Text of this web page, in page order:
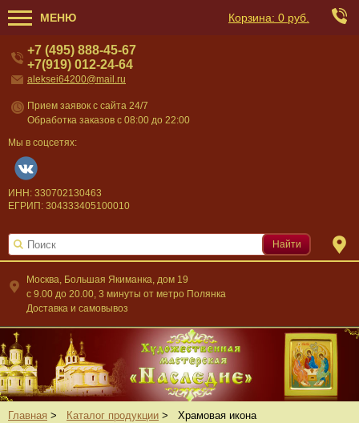
МЕНЮ Корзина: 0 руб.
Москва, Большая Якиманка, дом 19
c 9.00 до 20.00, 3 минуты от метро Полянка
Доставка и самовывоз
+7 (495) 888-45-67
+7(919) 012-24-64
aleksei64200@mail.ru
Прием заявок с сайта 24/7
Обработка заказов с 08:00 до 22:00
Мы в соцсетях:
ИНН: 330702130463
ЕГРИП: 304333405100010
Найти
Главная > Каталог продукции >
Храмовая икона